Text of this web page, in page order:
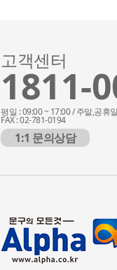
고객센터
1811-
평일 : 09:00 ~ 17:00 / 주말,공휴
FAX : 02-781-0194
1:1 문의상담